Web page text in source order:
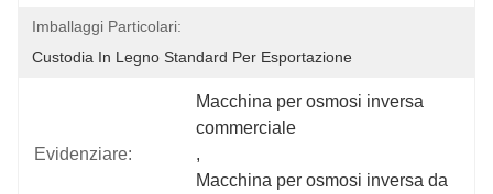
Imballaggi Particolari:
Custodia In Legno Standard Per Esportazione
Evidenziare:
Macchina per osmosi inversa
commerciale
,
Macchina per osmosi inversa da